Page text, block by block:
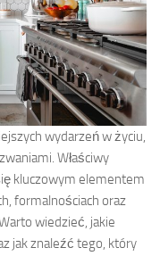
wydarzeń w życiu,
Właściwy
kluczowym elementem
formalnościach oraz
wiedzieć, jakie
jak znaleźć tego, który